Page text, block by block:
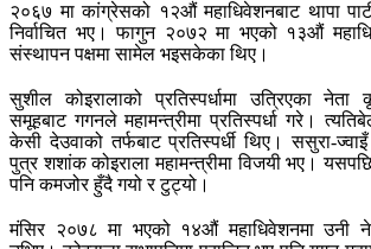
२०६७ मा कांग्रेसको १२औं महाधिवेशनबाट थापा
निर्वाचित भए। फागुन २०७२ मा भएको १३औं
संस्थापन पक्षमा सामेल भइसकेका थिए।
सुशील कोइरालाको प्रतिस्पर्धामा उत्रिएका नेता
समूहबाट गगनले महामन्त्रीमा प्रतिस्पर्धा गरे।
केसी देउवाको तर्फबाट प्रतिस्पर्धी थिए। ससुरा-
पुत्र शशांक कोइराला महामन्त्रीमा विजयी भए।
पनि कमजोर हुँदै गयो र टुट्यो।
मंसिर २०७८ मा भएको १४औं महाधिवेशनमा उनी